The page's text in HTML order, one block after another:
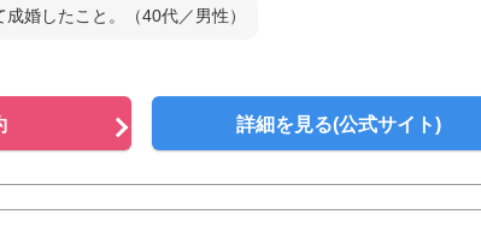
婚したこと。（40代／男性）
詳細を見る(公式サイト)